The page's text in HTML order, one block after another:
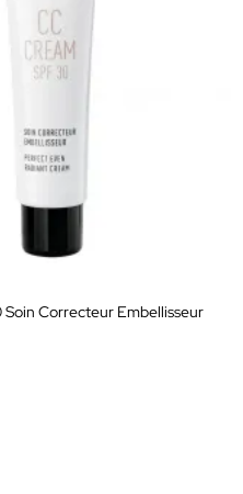
Soin Correcteur Embellisseur